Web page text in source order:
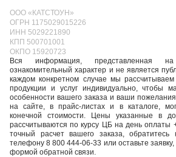
ООО «КАТСТОУН»
ОГРН 1175029015226
ИНН 5029221890
КПП 500701001
ОКПО 15920723
Вся информация, представленная
ознакомительный характер и не является
каждом конкретном случае мы
продукции и услуг индивидуально, чтобы
особенности вашего заказа и ваши
на сайте, в прайс-листах и в каталоге,
конечной стоимости. Цены указанные в
рассчитываются по курсу ЦБ на день оплаты
точный расчет вашего заказа,
телефону 8 800 444-06-33 или оставьте
формой обратной связи.